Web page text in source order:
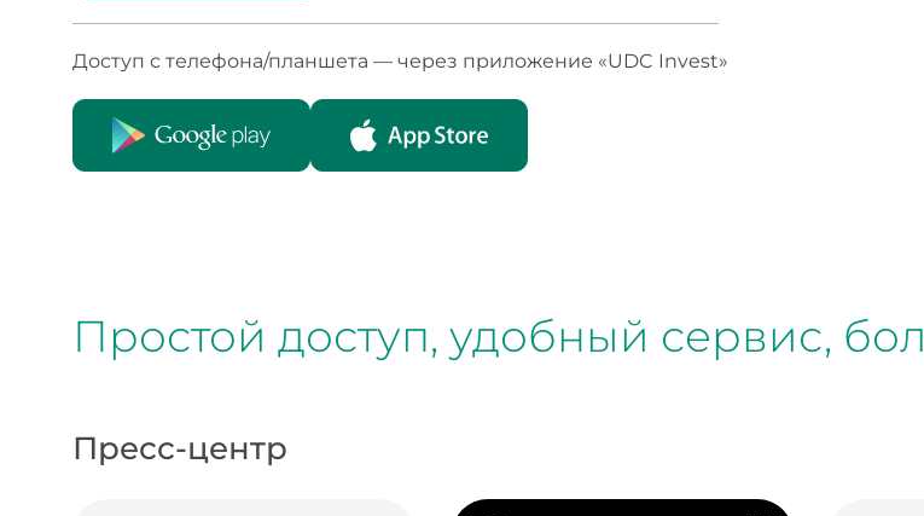
Доступ с телефона/планшета — через приложение «UDC Invest»
Простой доступ, удобный сервис,
Пресс-центр